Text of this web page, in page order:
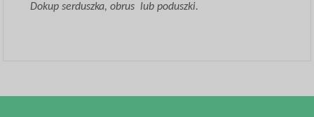
Dokup serduszka, obrus lub poduszki.